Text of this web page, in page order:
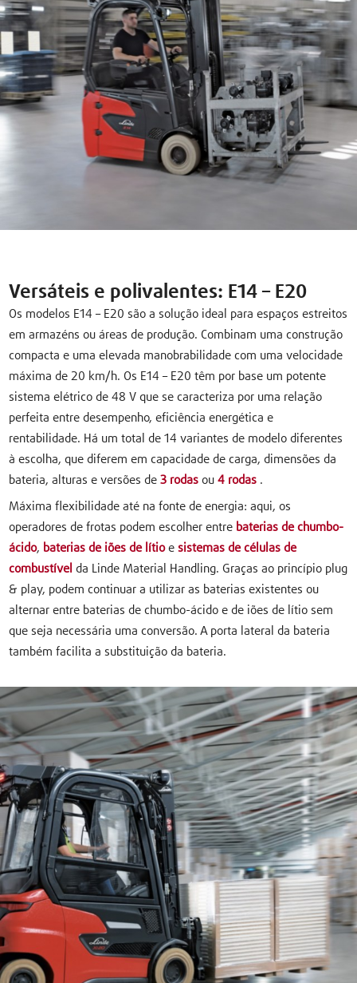
Versáteis e polivalentes: E14 – E20
Os modelos E14 – E20 são a solução ideal para espaços estreitos
em armazéns ou áreas de produção. Combinam uma construção
compacta e uma elevada manobrabilidade com uma velocidade
máxima de 20 km/h. Os E14 – E20 têm por base um potente
sistema elétrico de 48 V que se caracteriza por uma relação
perfeita entre desempenho, eficiência energética e
rentabilidade. Há um total de 14 variantes de modelo diferentes
à escolha, que diferem em capacidade de carga, dimensões da
bateria, alturas e versões de3 rodas ou4 rodas .
Máxima flexibilidade até na fonte de energia: aqui, os
operadores de frotas podem escolher entre baterias de chumbo-
ácido, baterias de iões de lítio esistemas de células de
combustível da Linde Material Handling. Graças ao princípio plug
& play, podem continuar a utilizar as baterias existentes ou
alternar entre baterias de chumbo-ácido e de iões de lítio sem
que seja necessária uma conversão. A porta lateral da bateria
também facilita a substituição da bateria.